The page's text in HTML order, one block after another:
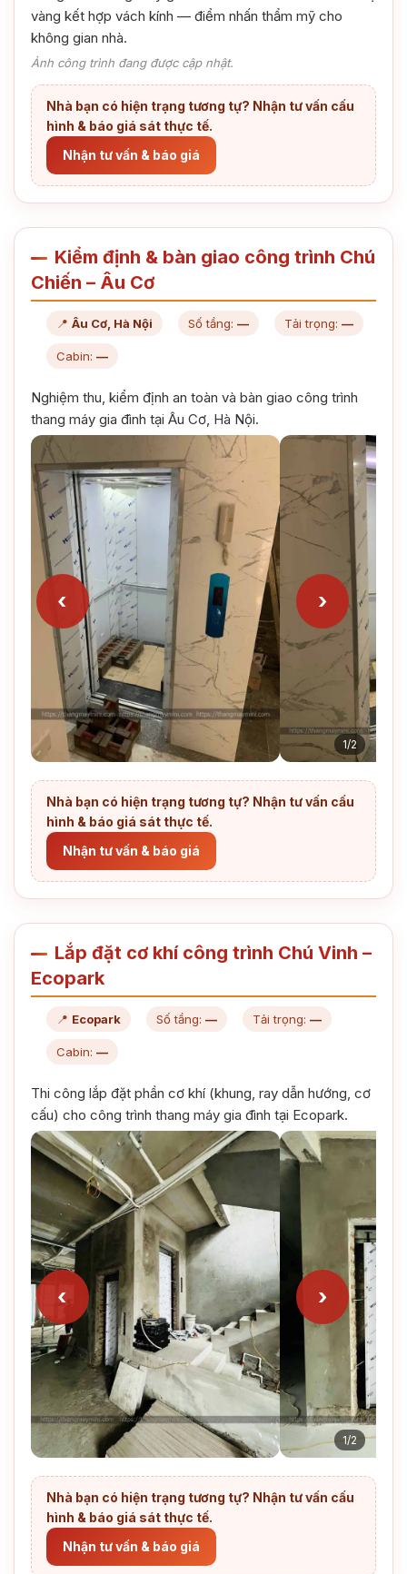
vàng kết hợp vách kính — điểm nhấn thẩm mỹ cho
không gian nhà.
Ảnh công trình đang được cập nhật.
Nhà bạn có hiện trạng tương tự? Nhận tư vấn cấu
hình & báo giá sát thực tế.
Nhận tư vấn & báo giá
Kiểm định & bàn giao công trình Chú
Chiến – Âu Cơ
📍 Âu Cơ, Hà Nội Số tầng: — Tải trọng: —
Cabin: —
Nghiệm thu, kiểm định an toàn và bàn giao công trình
thang máy gia đình tại Âu Cơ, Hà Nội.
‹ ›
1/2
Nhà bạn có hiện trạng tương tự? Nhận tư vấn cấu
hình & báo giá sát thực tế.
Nhận tư vấn & báo giá
Lắp đặt cơ khí công trình Chú Vinh –
Ecopark
📍 Ecopark Số tầng: — Tải trọng: —
Cabin: —
Thi công lắp đặt phần cơ khí (khung, ray dẫn hướng, cơ
cấu) cho công trình thang máy gia đình tại Ecopark.
‹ ›
1/2
Nhà bạn có hiện trạng tương tự? Nhận tư vấn cấu
hình & báo giá sát thực tế.
Nhận tư vấn & báo giá